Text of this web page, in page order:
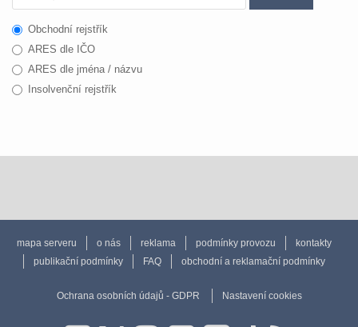
Obchodní rejstřík
ARES dle IČO
ARES dle jména / názvu
Insolvenční rejstřík
mapa serveru o nás reklama podmínky provozu
kontakty
publikační podmínky
FAQ obchodní a reklamační podmínky
Ochrana osobních údajů - GDPR Nastavení cookies